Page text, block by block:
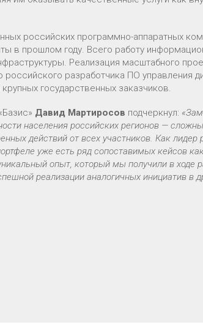
российских программно-аппаратных
в прошлом году. Всего работу
Реализация масштабного
российского разработчика ПО управления
государственных заказчиков.
Давид Мартиросов подчеркнул:
населения российских регионов —
действий от всех участников. Как
уже есть ряд сопоставимых кейсов
опыт, который мы получили в ходе
реализации аналогичных инициатив в